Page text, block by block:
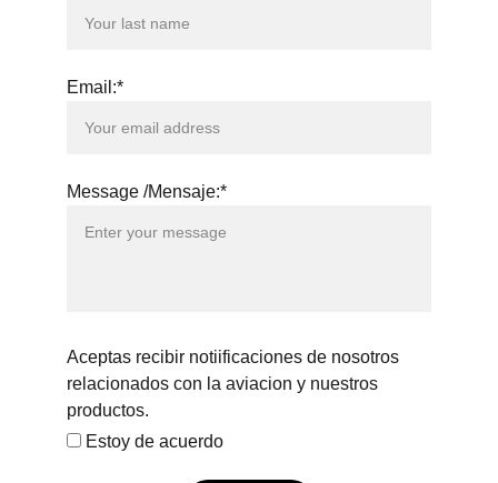
Email:*
Message /Mensaje:*
Aceptas recibir notiificaciones de nosotros
relacionados con la aviacion y nuestros
productos.
Estoy de acuerdo